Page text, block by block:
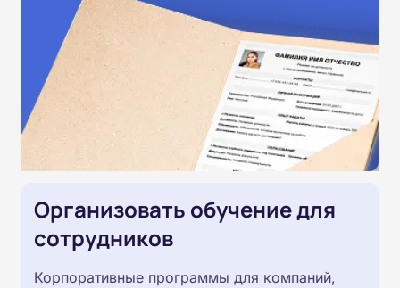
Организовать обучение для
сотрудников
Корпоративные программы для компаний,